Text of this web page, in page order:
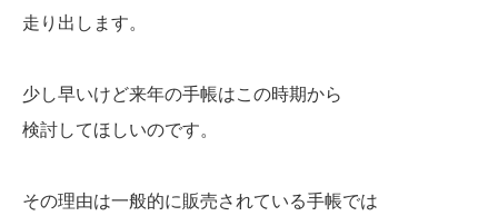
走り出します。
少し早いけど来年の手帳はこの時期から
検討してほしいのです。
その理由は一般的に販売されている手帳では